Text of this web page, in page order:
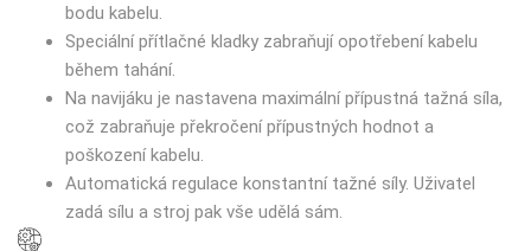
bodu kabelu.
Speciální přítlačné kladky zabraňují opotřebení kabelu
během tahání.
Na navijáku je nastavena maximální přípustná tažná síla,
což zabraňuje překročení přípustných hodnot a
poškození kabelu.
Automatická regulace konstantní tažné síly. Uživatel
zadá sílu a stroj pak vše udělá sám.